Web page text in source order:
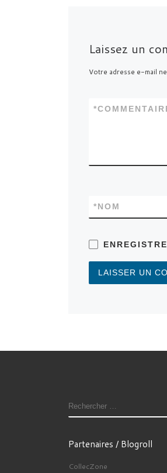
Laissez un
Votre adresse e-mail
*
NOM
*
RECHERCHER
Partenaires / Blogroll
CollecZone